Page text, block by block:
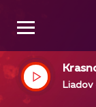
r, dir
Liadov